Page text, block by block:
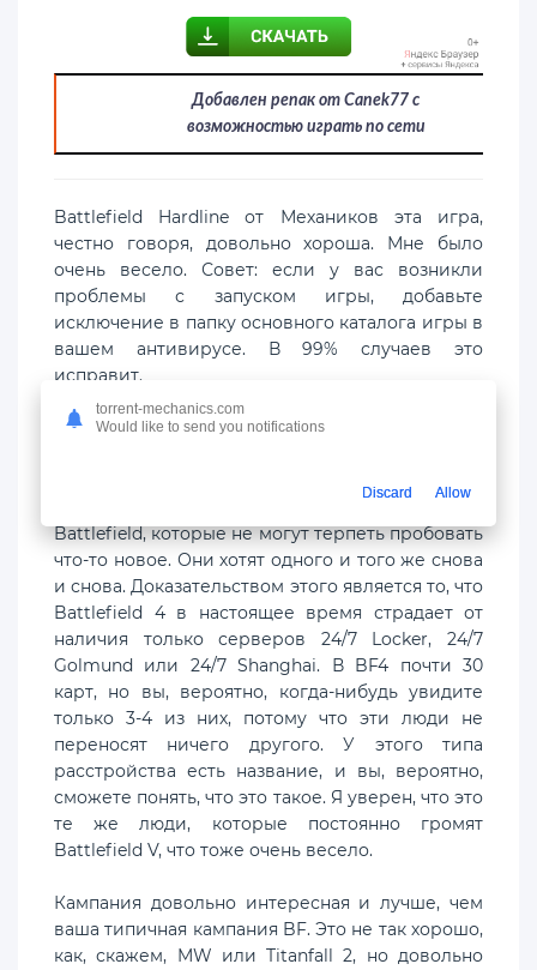
Добавлен репак от Canek77 с
возможностью играть по сети
Battlefield Hardline от Механиков эта игра,
честно говоря, довольно хороша. Мне было
очень весело. Совет: если у вас возникли
проблемы с запуском игры, добавьте
исключение в папку основного каталога игры в
вашем антивирусе. В 99% случаев это
исправит.
Как и многие другие, я избегал этой игры из-за
Battlefield, которые не могут терпеть пробовать
что-то новое. Они хотят одного и того же снова
и снова. Доказательством этого является то, что
Battlefield 4 в настоящее время страдает от
наличия только серверов 24/7 Locker, 24/7
Golmund или 24/7 Shanghai. В BF4 почти 30
карт, но вы, вероятно, когда-нибудь увидите
только 3-4 из них, потому что эти люди не
переносят ничего другого. У этого типа
расстройства есть название, и вы, вероятно,
сможете понять, что это такое. Я уверен, что это
те же люди, которые постоянно громят
Battlefield V, что тоже очень весело.
Кампания довольно интересная и лучше, чем
ваша типичная кампания BF. Это не так хорошо,
как, скажем, MW или Titanfall 2, но довольно
torrent-mechanics.com
Would like to send you notifications
Discard Allow